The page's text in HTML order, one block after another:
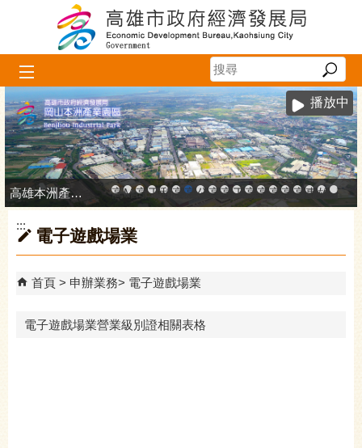
跳到主要內容區塊
播放中
高雄市政府中小企業升級輔導網站
MEGABAY大港創艦
高雄金融科技創新園區
工廠登記線上申辦系統
和發產業園區
高雄工業資訊平台
高雄本洲產業園區服務中心
公司、商業登記主題網
高雄市友善商家
高雄市政府經濟發展局-
工業管線防災教育資
高雄市綠能管理資
高雄市綠能管理
高雄淨零商轉
高雄招商網
高雄會展網
專刊『雄
雄心高
「我
高雄本洲產業園區服務中心
:::
電子遊戲場業
首頁 申辦業務 電子遊戲場業
電子遊戲場業營業級別證相關表格